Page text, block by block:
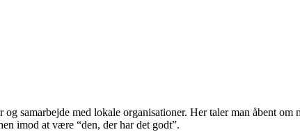
samarbejde med lokale organisationer. Her taler man åbent
imod at være “den, der har det godt”.